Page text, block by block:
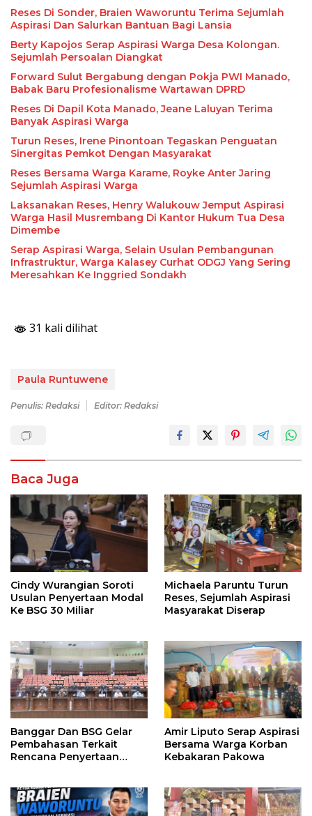
Reses Di Sonder, Braien Waworuntu Terima Sejumlah
Aspirasi Dan Salurkan Bantuan Bagi Lansia
Berty Kapojos Serap Aspirasi Warga Desa Kolongan.
Sejumlah Persoalan Diangkat
Forward Sulut Bergabung dengan Pokja PWI Manado,
Babak Baru Profesionalisme Wartawan DPRD
Reses Di Dapil Kota Manado, Jeane Laluyan Terima
Banyak Aspirasi Warga
Turun Reses, Irene Pinontoan Tegaskan Penguatan
Sinergitas Pemkot Dengan Masyarakat
Reses Bersama Warga Karame, Royke Anter Jaring
Sejumlah Aspirasi Warga
Laksanakan Reses, Henry Walukouw Jemput Aspirasi
Warga Hasil Musrembang Di Kantor Hukum Tua Desa
Dimembe
Serap Aspirasi Warga, Selain Usulan Pembangunan
Infrastruktur, Warga Kalasey Curhat ODGJ Yang Sering
Meresahkan Ke Inggried Sondakh
31 kali dilihat
Paula Runtuwene
Penulis: Redaksi Editor: Redaksi
Baca Juga
Cindy Wurangian Soroti
Usulan Penyertaan Modal
Ke BSG 30 Miliar
Michaela Paruntu Turun
Reses, Sejumlah Aspirasi
Masyarakat Diserap
Banggar Dan BSG Gelar
Pembahasan Terkait
Rencana Penyertaan
Amir Liputo Serap Aspirasi
Bersama Warga Korban
Kebakaran Pakowa